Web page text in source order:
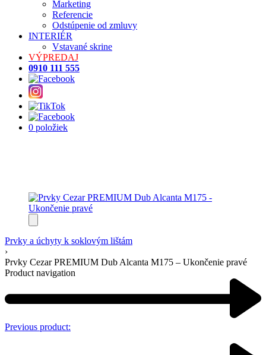
Marketing
Referencie
Odstúpenie od zmluvy
INTERIÉR
Vstavané skrine
VÝPREDAJ
0910 111 555
0 položiek
Prvky a úchyty k soklovým lištám
›
Prvky Cezar PREMIUM Dub Alcanta M175 – Ukončenie pravé
Product navigation
Previous product: